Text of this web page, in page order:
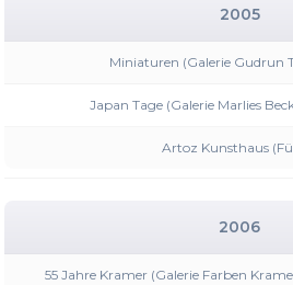
2005
Miniaturen (Galerie Gudrun
Japan Tage (Galerie Marlies
Artoz Kunsthaus
2006
55 Jahre Kramer (Galerie Farben